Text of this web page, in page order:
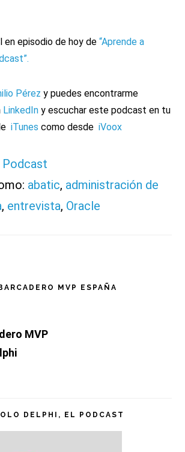
en episodio de hoy de“Aprende a
Pérez y puedes encontrarme
LinkedIn y escuchar este podcast en tu
iTunes como desdeiVoox
Podcast
abatic, administración de
, entrevista, Oracle
MVP ESPAÑA
MVP
DELPHI, EL PODCAST